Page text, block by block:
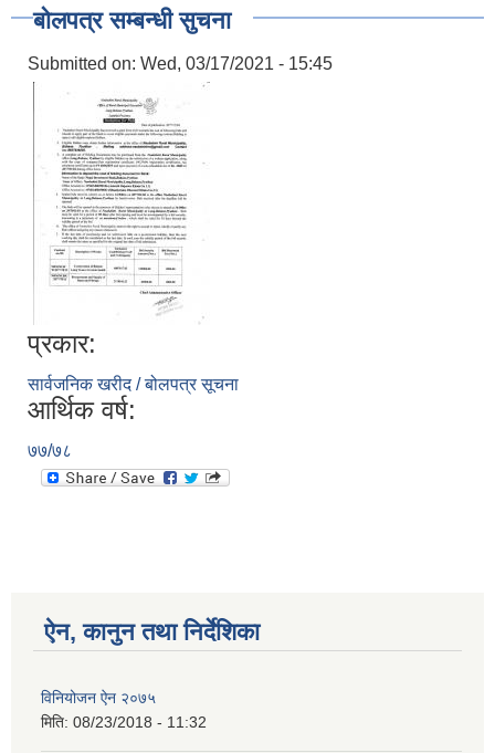
बाेलपत्र सम्बन्धी सुचना
Submitted on: Wed, 03/17/2021 - 15:45
प्रकार:
सार्वजनिक खरीद / बोलपत्र सूचना
आर्थिक वर्ष:
७७/७८
ऐन, कानुन तथा निर्देशिका
विनियोजन ऐन २०७५
मिति: 08/23/2018 - 11:32